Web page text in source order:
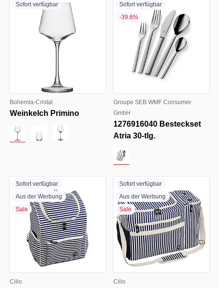
Sofort verfügbar
Bohemia-Cristal
Weinkelch Primino
Sofort verfügbar
-39.6%
Groupe SEB WMF Consumer
GmbH
1276916040 Besteckset
Atria 30-tlg.
Sofort verfügbar
Aus der Werbung
Sale
Cilio
Sofort verfügbar
Aus der Werbung
Sale
Cilio